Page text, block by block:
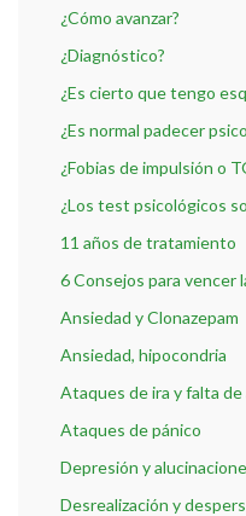
¿Cómo avanzar?
¿Diagnóstico?
¿Es cierto que tengo
¿Es normal padecer
¿Fobias de impulsión o
¿Los test psicológicos
11 años de tratamiento
6 Consejos para vencer
Ansiedad y Clonazepam
Ansiedad, hipocondria
Ataques de ira y falta
Ataques de pánico
Depresión y
Desrealización y